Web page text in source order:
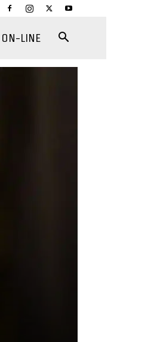
ON-LINE